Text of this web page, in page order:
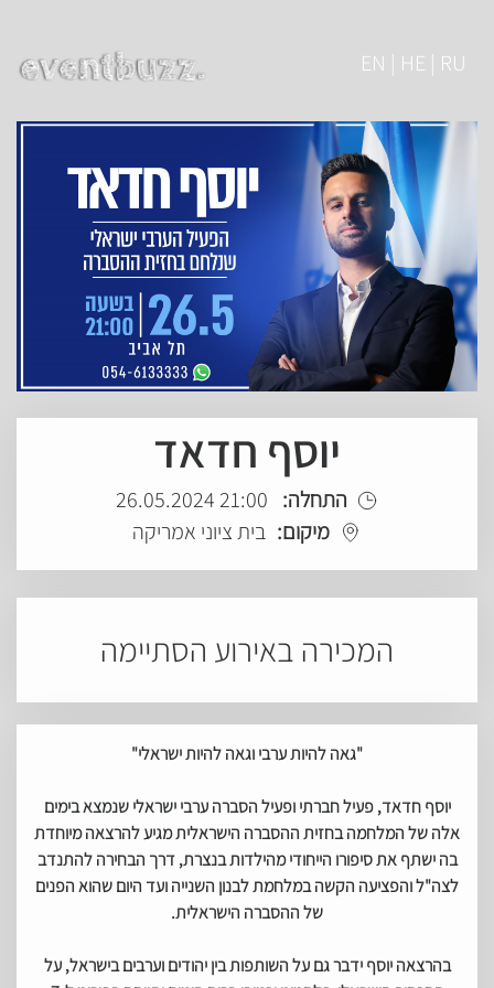
EN | HE | RU
יוסף חדאד
התחלה: 21:00 26.05.2024
מיקום: בית ציוני אמריקה
המכירה באירוע הסתיימה
"גאה להיות ערבי וגאה להיות ישראלי"
יוסף חדאד, פעיל חברתי ופעיל הסברה ערבי ישראלי שנמצא בימים
אלה של המלחמה בחזית ההסברה הישראלית מגיע להרצאה מיוחדת
בה ישתף את סיפורו הייחודי מהילדות בנצרת, דרך הבחירה להתנדב
לצה"ל והפציעה הקשה במלחמת לבנון השנייה ועד היום שהוא הפנים
של ההסברה הישראלית.
בהרצאה יוסף ידבר גם על השותפות בין יהודים וערבים בישראל, על